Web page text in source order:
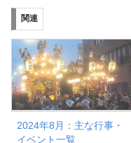
関連
2024年8月：主な行事・
イベント一覧